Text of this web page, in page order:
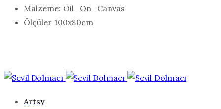
Malzeme: Oil_On_Canvas
Ölçüler 100x80cm
Artsy